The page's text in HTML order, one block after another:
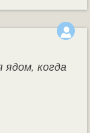
когда